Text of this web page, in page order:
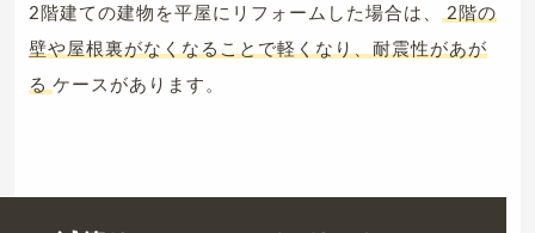
2階建ての建物を平屋にリフォームした場合は、
2階の
壁や屋根裏がなくなることで軽くなり、耐震性があが
る ケースがあります。